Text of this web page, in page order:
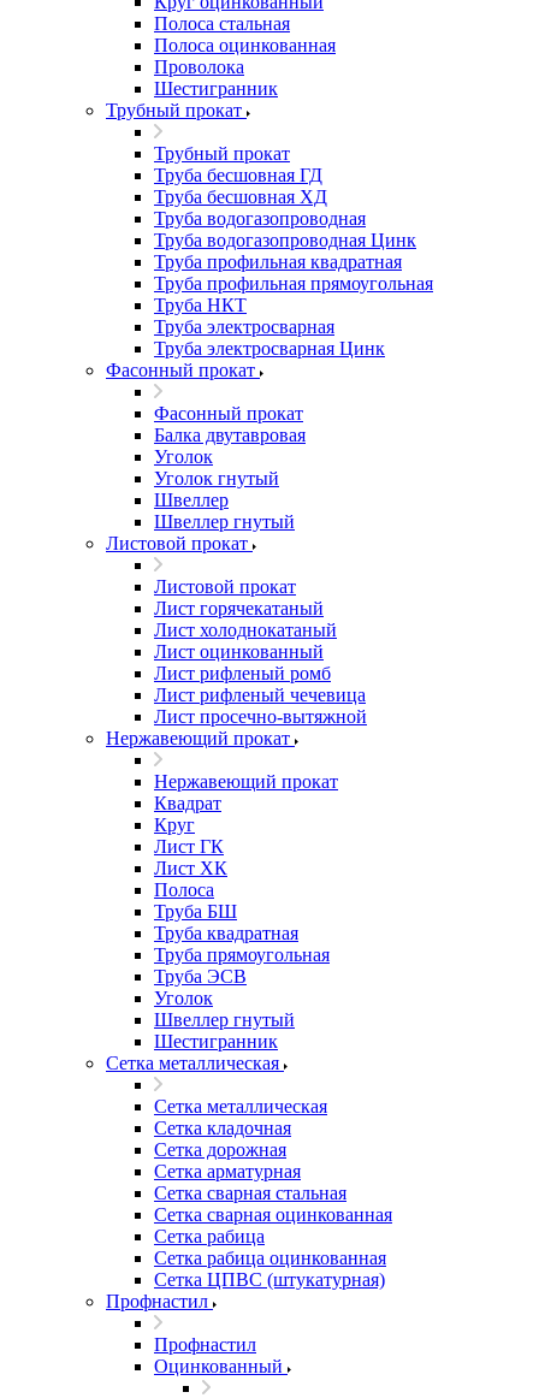
Полоса стальная
Полоса оцинкованная
Проволока
Шестигранник
Трубный прокат
Трубный прокат
Труба бесшовная ГД
Труба бесшовная ХД
Труба водогазопроводная
Труба водогазопроводная Цинк
Труба профильная квадратная
Труба профильная прямоугольная
Труба НКТ
Труба электросварная
Труба электросварная Цинк
Фасонный прокат
Фасонный прокат
Балка двутавровая
Уголок
Уголок гнутый
Швеллер
Швеллер гнутый
Листовой прокат
Листовой прокат
Лист горячекатаный
Лист холоднокатаный
Лист оцинкованный
Лист рифленый ромб
Лист рифленый чечевица
Лист просечно-вытяжной
Нержавеющий прокат
Нержавеющий прокат
Квадрат
Круг
Лист ГК
Лист ХК
Полоса
Труба БШ
Труба квадратная
Труба прямоугольная
Труба ЭСВ
Уголок
Швеллер гнутый
Шестигранник
Сетка металлическая
Сетка металлическая
Сетка кладочная
Сетка дорожная
Сетка арматурная
Сетка сварная стальная
Сетка сварная оцинкованная
Сетка рабица
Сетка рабица оцинкованная
Сетка ЦПВС (штукатурная)
Профнастил
Профнастил
Оцинкованный